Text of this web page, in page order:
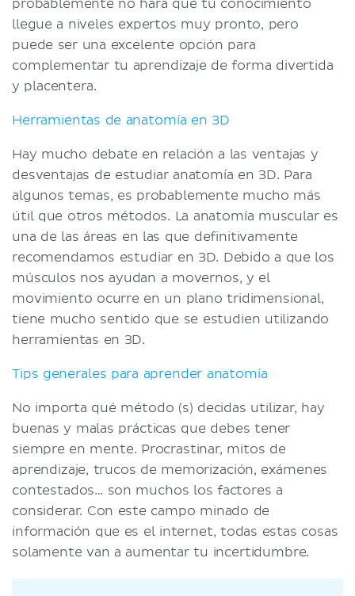
probablemente no hará que tu conocimiento
llegue a niveles expertos muy pronto, pero
puede ser una excelente opción para
complementar tu aprendizaje de forma divertida
y placentera.
Herramientas de anatomía en 3D
Hay mucho debate en relación a las ventajas y
desventajas de estudiar anatomía en 3D. Para
algunos temas, es probablemente mucho más
útil que otros métodos. La anatomía muscular es
una de las áreas en las que definitivamente
recomendamos estudiar en 3D. Debido a que los
músculos nos ayudan a movernos, y el
movimiento ocurre en un plano tridimensional,
tiene mucho sentido que se estudien utilizando
herramientas en 3D.
Tips generales para aprender anatomía
No importa qué método (s) decidas utilizar, hay
buenas y malas prácticas que debes tener
siempre en mente. Procrastinar, mitos de
aprendizaje, trucos de memorización, exámenes
contestados… son muchos los factores a
considerar. Con este campo minado de
información que es el internet, todas estas cosas
solamente van a aumentar tu incertidumbre.